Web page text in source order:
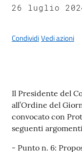
p
r
e
t
26 luglio
CondividiVedi azioni
Contenuto
Il Presidente del
all’Ordine del
convocato con
seguenti
- Punto n. 6: